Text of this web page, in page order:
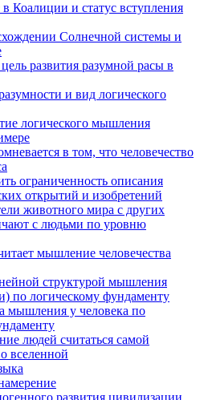
в Коалиции и статус вступления
Солнечной системы и
развития разумной расы в
и вид логического
логического мышления
в том, что человечество
ограниченность описания
открытий и изобретений
животного мира с других
с людьми по уровню
мышление человечества
структурой мышления
по логическому фундаменту
мышления у человека по
людей считаться самой
вселенной
развития цивилизации